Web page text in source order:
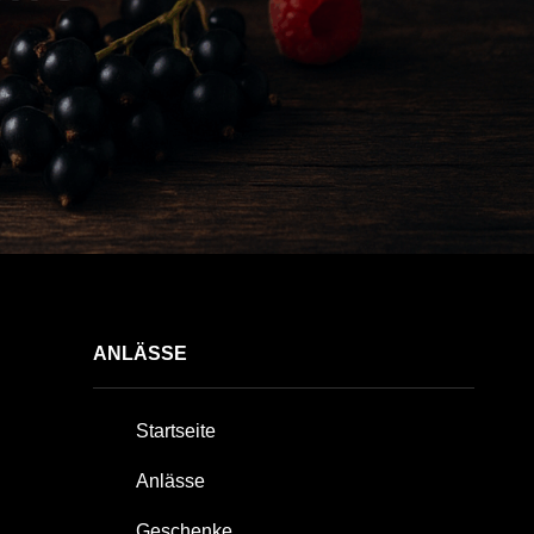
ANLÄSSE
Startseite
Anlässe